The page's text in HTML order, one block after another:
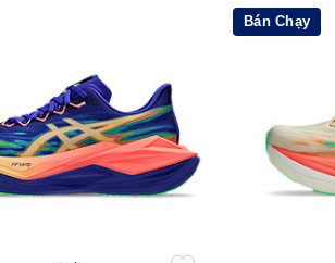
Bán Chạy